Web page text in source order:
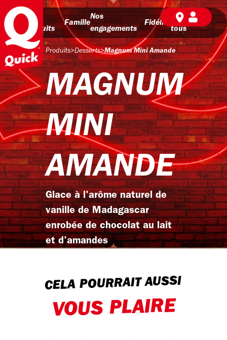
Nos
produits
Famille
Nos
engagements
Fidélité
BD pour
tous
Produits>Desserts>Magnum Mini Amande
MAGNUM
MINI
AMANDE
Glace à l'arôme naturel de
vanille de Madagascar
enrobée de chocolat au lait
et d'amandes
CELA POURRAIT AUSSI
VOUS PLAIRE